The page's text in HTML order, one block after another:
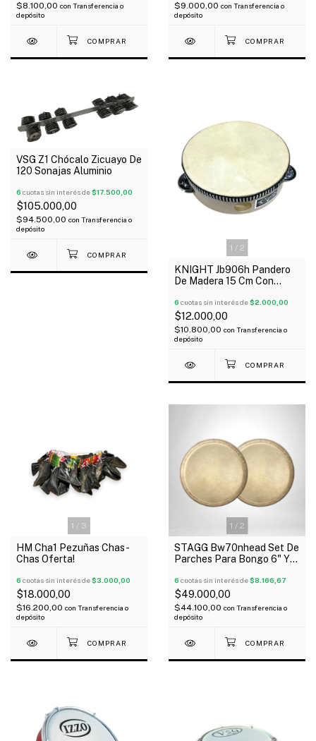
$8.100,00 con Transferencia o
depósito
$9.000,00 con Transferencia o
depósito
VSG Z1 Chócalo Zicuayo De
120 Sonajas Aluminio
6 cuotas sin interés de$17.500,00
$105.000,00
$94.500,00 con Transferencia o
depósito
1 / 2
KNIGHT Jb906h Pandero
De Madera 15 Cm Con
6 cuotas sin interés de$2.000,00
$12.000,00
$10.800,00 con Transferencia o
depósito
1 / 3
HM Cha1 Pezuñas Chas-
Chas Oferta!
6 cuotas sin interés de$3.000,00
$18.000,00
$16.200,00 con Transferencia o
depósito
1 / 2
STAGG Bw70nhead Set De
Parches Para Bongo 6" Y
6 cuotas sin interés de$8.166,67
$49.000,00
$44.100,00 con Transferencia o
depósito